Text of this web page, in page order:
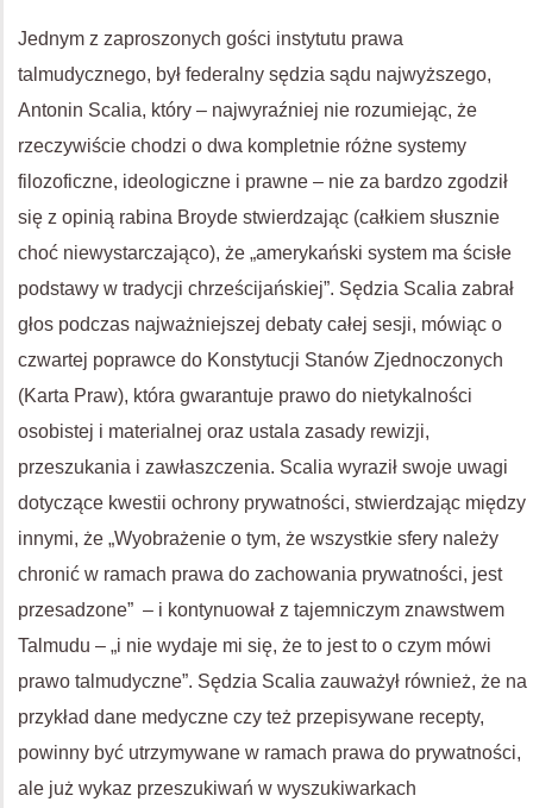
Jednym z zaproszonych gości instytutu prawa
talmudycznego, był federalny sędzia sądu najwyższego,
Antonin Scalia, który – najwyraźniej nie rozumiejąc, że
rzeczywiście chodzi o dwa kompletnie różne systemy
filozoficzne, ideologiczne i prawne – nie za bardzo zgodził
się z opinią rabina Broyde stwierdzając (całkiem słusznie
choć niewystarczająco), że „amerykański system ma ścisłe
podstawy w tradycji chrześcijańskiej”. Sędzia Scalia zabrał
głos podczas najważniejszej debaty całej sesji, mówiąc o
czwartej poprawce do Konstytucji Stanów Zjednoczonych
(Karta Praw), która gwarantuje prawo do nietykalności
osobistej i materialnej oraz ustala zasady rewizji,
przeszukania i zawłaszczenia. Scalia wyraził swoje uwagi
dotyczące kwestii ochrony prywatności, stwierdzając między
innymi, że „Wyobrażenie o tym, że wszystkie sfery należy
chronić w ramach prawa do zachowania prywatności, jest
przesadzone” – i kontynuował z tajemniczym znawstwem
Talmudu – „i nie wydaje mi się, że to jest to o czym mówi
prawo talmudyczne”. Sędzia Scalia zauważył również, że na
przykład dane medyczne czy też przepisywane recepty,
powinny być utrzymywane w ramach prawa do prywatności,
ale już wykaz przeszukiwań w wyszukiwarkach